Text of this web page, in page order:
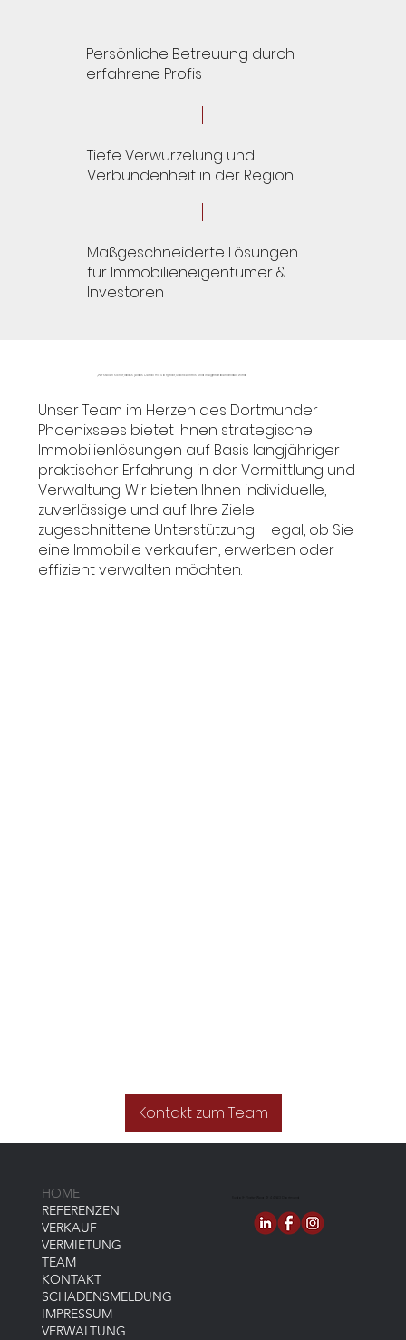
Persönliche Betreuung durch
erfahrene Profis
Tiefe Verwurzelung und
Verbundenheit in der Region
Maßgeschneiderte Lösungen
für Immobilieneigentümer &
Investoren
„Wir stellen sicher, dass jedes Detail mit Sorgfalt, Sachkenntnis und Integrität behandelt wird.“
Unser Team im Herzen des Dortmunder
Phoenixsees bietet Ihnen strategische
Immobilienlösungen auf Basis langjähriger
praktischer Erfahrung in der Vermittlung und
Verwaltung. Wir bieten Ihnen individuelle,
zuverlässige und auf Ihre Ziele
zugeschnittene Unterstützung – egal, ob Sie
eine Immobilie verkaufen, erwerben oder
effizient verwalten möchten.
Kontakt zum Team
HOME
REFERENZEN
VERKAUF
VERMIETUNG
TEAM
KONTAKT
SCHADENSMELDUNG
IMPRESSUM
VERWALTUNG